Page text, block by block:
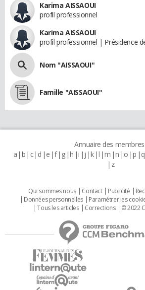
Karima AISSAOUI
profil professionnel
Karima AISSAOUI
profil professionnel | Présidence
Nom "AISSAOUI"
Famille "AISSAOUI"
Annuaire des membres
a b c d e f g h i j k l m n o p q
z
Qui sommes nous Contact Publicité
Données personnelles
Paramétrer les
Tous les articles
Corrections © 2022